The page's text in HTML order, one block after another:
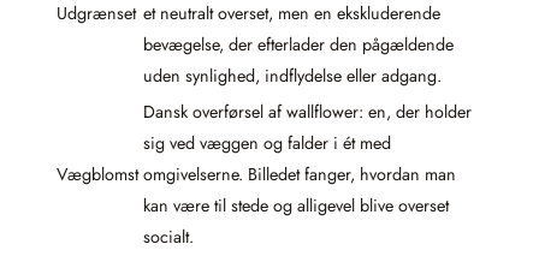
Udgrænset et neutralt overset, men en ekskluderende
bevægelse, der efterlader den pågældende
uden synlighed, indflydelse eller adgang.
Vægblomst
Dansk overførsel af wallflower: en, der holder
sig ved væggen og falder i ét med
omgivelserne. Billedet fanger, hvordan man
kan være til stede og alligevel blive overset
socialt.